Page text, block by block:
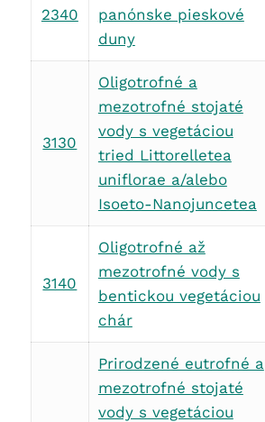
2340
panónske pieskové
duny
3130
Oligotrofné a
mezotrofné stojaté
vody s vegetáciou
tried Littorelletea
uniflorae a/alebo
Isoeto-Nanojuncetea
3140
Oligotrofné až
mezotrofné vody s
bentickou vegetáciou
chár
Prirodzené eutrofné a
mezotrofné stojaté
vody s vegetáciou